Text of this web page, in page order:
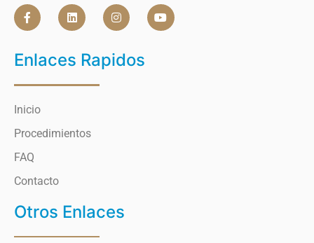
Enlaces Rapidos
Inicio
Procedimientos
FAQ
Contacto
Otros Enlaces